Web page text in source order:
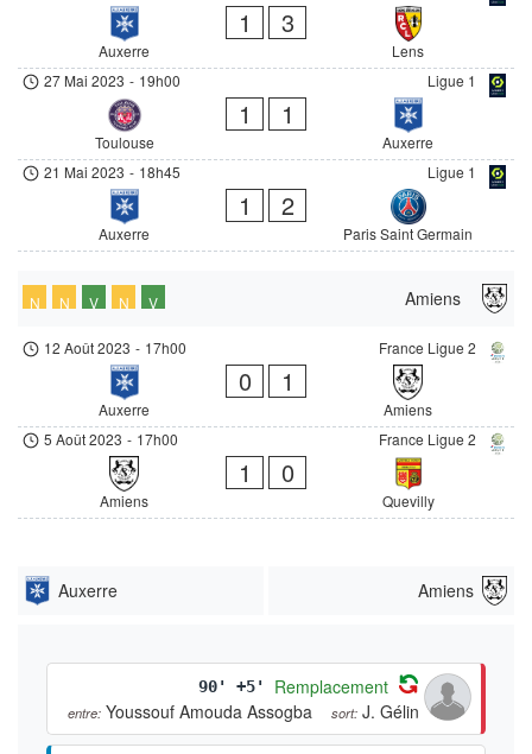
Auxerre
1 3
Lens
Ligue 1
27 Mai 2023 - 19h00
Toulouse
1 1
Auxerre
Ligue 1
21 Mai 2023 - 18h45
Auxerre
1 2
Paris Saint Germain
Amiens
N N V N V
France Ligue 2
12 Août 2023 - 17h00
Auxerre
0 1
Amiens
France Ligue 2
5 Août 2023 - 17h00
Amiens
1 0
Quevilly
Auxerre Amiens
90' +5' Remplacement
entre: Youssouf Amouda Assogba sort: J. Gélin